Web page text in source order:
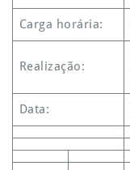
Carga horária:
Realização:
Data: